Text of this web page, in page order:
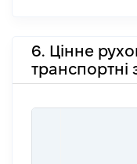
6. Цінне
транспортні